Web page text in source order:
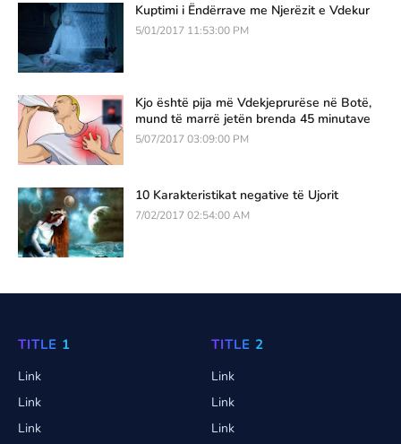
Kuptimi i Ëndërrave me Njerëzit e Vdekur
5/01/2017 11:53:00 PM
Kjo është pija më Vdekjeprurëse në Botë,
mund të marrë jetën brenda 45 minutave
5/07/2017 03:09:00 PM
10 Karakteristikat negative të Ujorit
7/02/2017 02:54:00 AM
TITLE 1
Link
Link
Link
TITLE 2
Link
Link
Link